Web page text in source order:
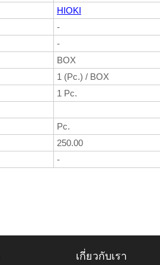
HIOKI
-
-
BOX
1 (Pc.) / BOX
1 Pc.
Pc.
250.00
-
เกี่ยวกับเรา